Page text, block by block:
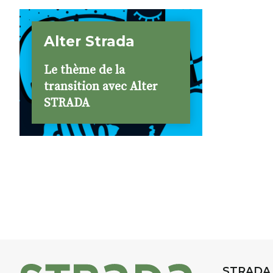
Alter Strada
Le thème de la
transition avec Alter
STRADA